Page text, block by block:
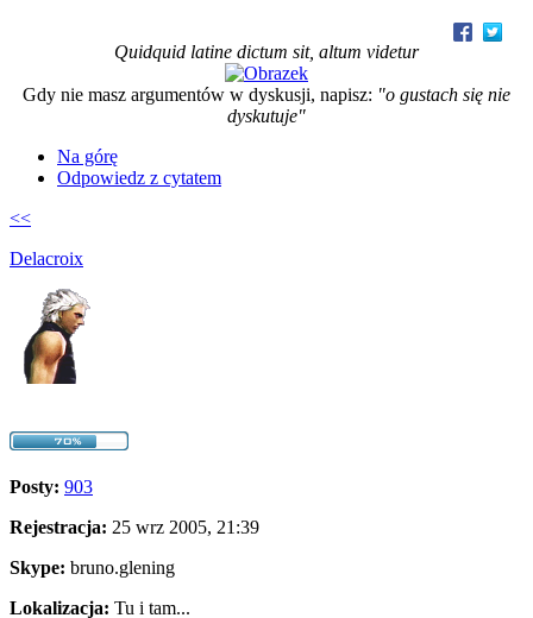
Quidquid latine dictum sit, altum videtur
Gdy nie masz argumentów w dyskusji, napisz: "o gustach się nie
dyskutuje"
Na górę
Odpowiedz z cytatem
<<
Delacroix
Posty: 903
Rejestracja: 25 wrz 2005, 21:39
Skype: bruno.glening
Lokalizacja: Tu i tam...